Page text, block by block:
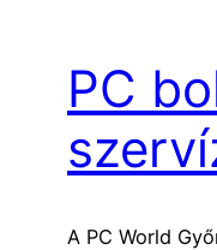
PC
A PC World